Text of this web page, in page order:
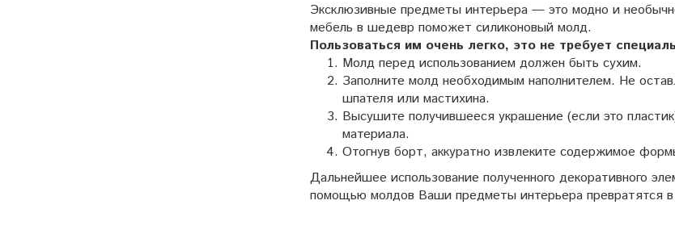
Эксклюзивные предметы интерьера — это модно и
мебель в шедевр поможет силиконовый молд.
Пользоваться им очень легко, это не требует
Молд перед использованием должен быть сухим.
Заполните молд необходимым наполнителем. Не
шпателя или мастихина.
Высушите получившееся украшение (если это
материала.
Отогнув борт, аккуратно извлеките содержимое
Дальнейшее использование полученного декоративного
помощью молдов Ваши предметы интерьера превратятся в